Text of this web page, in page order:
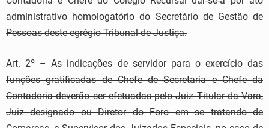
administrativo homologatório do Secretário de Gestão de
Pessoas deste egrégio Tribunal de Justiça.
Art. 2º – As indicações de servidor para o exercício das
funções gratificadas de Chefe de Secretaria e Chefe da
Contadoria deverão ser efetuadas pelo Juiz Titular da Vara,
Juiz designado ou Diretor do Foro em se tratando de